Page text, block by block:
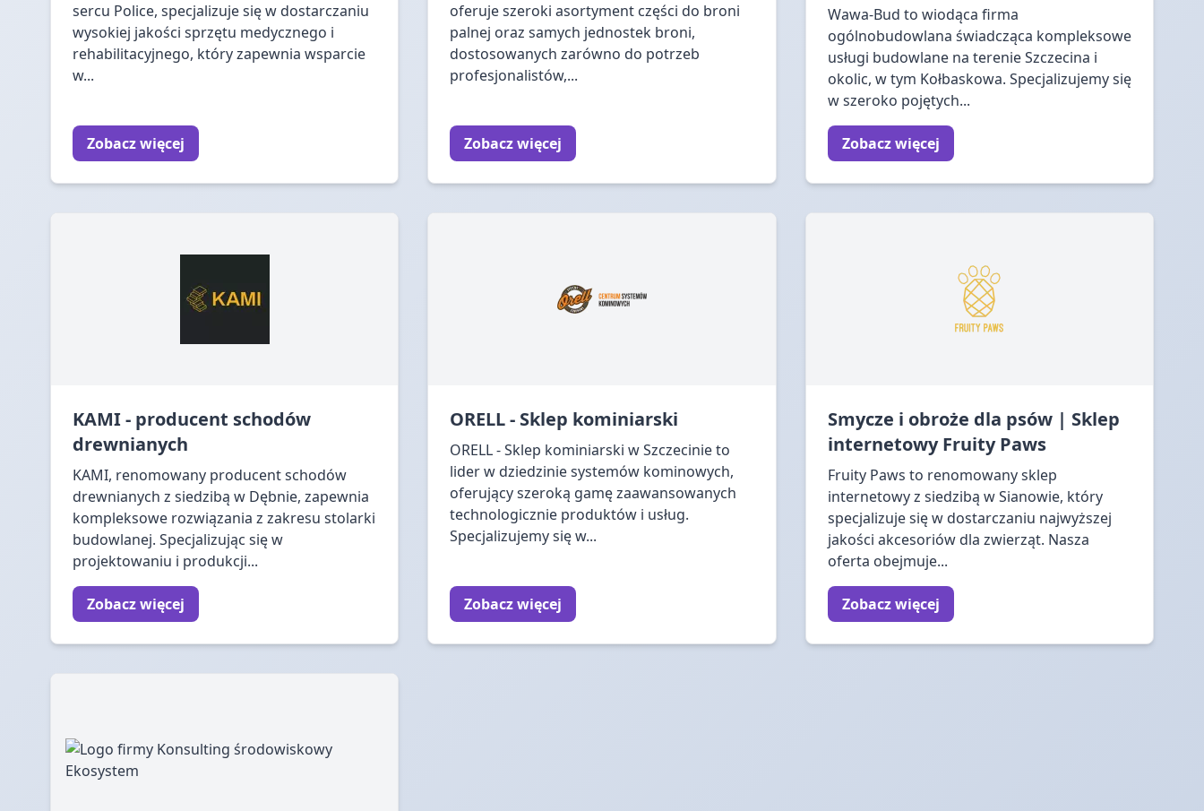
sercu Police, specjalizuje się w dostarczaniu
wysokiej jakości sprzętu medycznego i
rehabilitacyjnego, który zapewnia wsparcie
w...
Zobacz więcej
oferuje szeroki asortyment części do broni
palnej oraz samych jednostek broni,
dostosowanych zarówno do potrzeb
profesjonalistów,...
Zobacz więcej
Wawa-Bud to wiodąca firma
ogólnobudowlana świadcząca kompleksowe
usługi budowlane na terenie Szczecina i
okolic, w tym Kołbaskowa. Specjalizujemy się
w szeroko pojętych...
Zobacz więcej
KAMI - producent schodów
drewnianych
KAMI, renomowany producent schodów
drewnianych z siedzibą w Dębnie, zapewnia
kompleksowe rozwiązania z zakresu stolarki
budowlanej. Specjalizując się w
projektowaniu i produkcji...
Zobacz więcej
ORELL - Sklep kominiarski
ORELL - Sklep kominiarski w Szczecinie to
lider w dziedzinie systemów kominowych,
oferujący szeroką gamę zaawansowanych
technologicznie produktów i usług.
Specjalizujemy się w...
Zobacz więcej
Smycze i obroże dla psów | Sklep
internetowy Fruity Paws
Fruity Paws to renomowany sklep
internetowy z siedzibą w Sianowie, który
specjalizuje się w dostarczaniu najwyższej
jakości akcesoriów dla zwierząt. Nasza
oferta obejmuje...
Zobacz więcej